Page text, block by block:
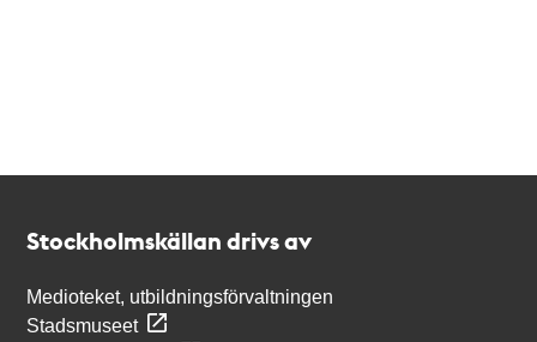
Stockholmskällan drivs av
Medioteket, utbildningsförvaltningen
Stadsmuseet